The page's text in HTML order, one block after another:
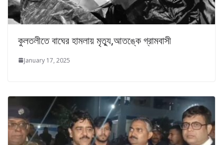
কুলতলীতে বাঘের হামলায় মৃত্যু,আতঙ্কে গ্রামবাসী
January 17, 2025